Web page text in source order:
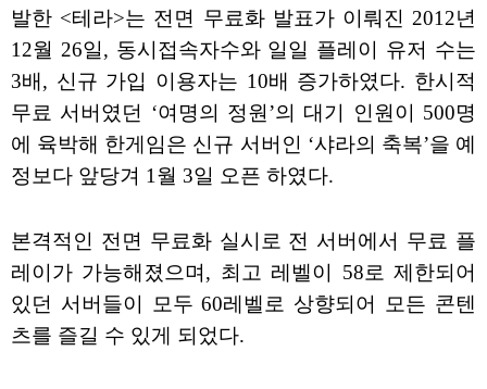
발한 <테라>는 전면 무료화 발표가 이뤄진 2012년
12월 26일, 동시접속자수와 일일 플레이 유저 수는
3배, 신규 가입 이용자는 10배 증가하였다. 한시적
무료 서버였던 ‘여명의 정원’의 대기 인원이 500명
에 육박해 한게임은 신규 서버인 ‘샤라의 축복’을 예
정보다 앞당겨 1월 3일 오픈 하였다.
본격적인 전면 무료화 실시로 전 서버에서 무료 플
레이가 가능해졌으며, 최고 레벨이 58로 제한되어
있던 서버들이 모두 60레벨로 상향되어 모든 콘텐
츠를 즐길 수 있게 되었다.